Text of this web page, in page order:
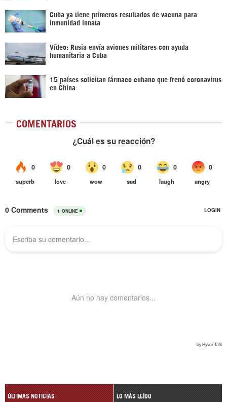
Cuba ya tiene primeros resultados de vacuna para
inmunidad innata
Vídeo: Rusia envía aviones militares con ayuda
humanitaria a Cuba
15 países solicitan fármaco cubano que frenó coronavirus
en China
COMENTARIOS
ÚLTIMAS NOTICIAS LO MÁS LEÍDO